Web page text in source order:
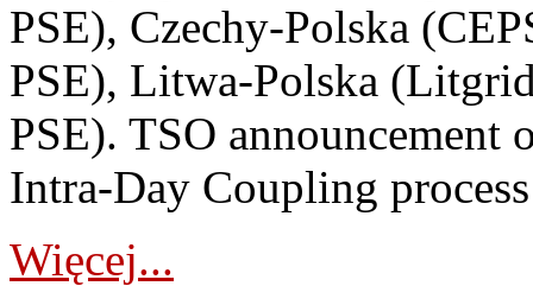
PSE), Czechy-Polska
PSE), Litwa-Polska
PSE). TSO announcement
Intra-Day Coupling
Więcej...